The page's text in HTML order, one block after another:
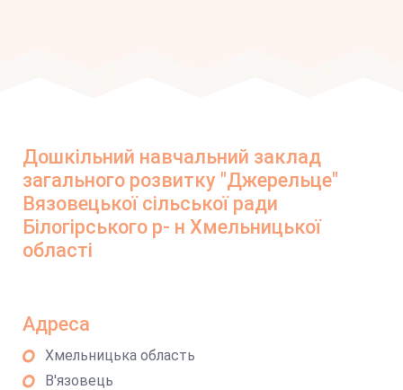
Дошкільний навчальний заклад
загального розвитку "Джерельце"
Вязовецької сільської ради
Білогірського р- н Хмельницької
області
Адреса
Хмельницька область
В'язовець